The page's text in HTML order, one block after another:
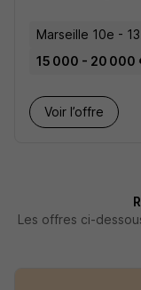
Marseille 10e - 13
15 000 - 20 000
Voir l’offre
Les offres ci-